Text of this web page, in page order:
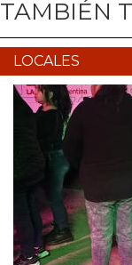
TAMBIÉN
LOCALES